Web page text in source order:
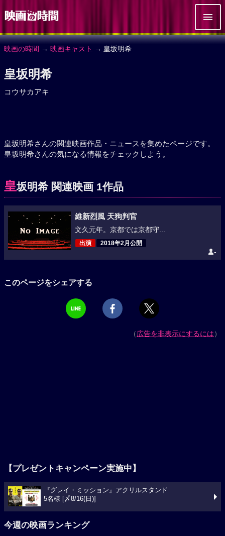
映画の時間 → 映画キャスト → 皇坂明希
皇坂明希
コウサカアキ
皇坂明希さんの関連映画作品・ニュースを集めたページです。
皇坂明希さんの気になる情報をチェックしよう。
皇坂明希 関連映画 1作品
維新烈風 天狗判官
文久元年。京都では京都守...
出演 2018年2月公開
-
このページをシェアする
（広告を非表示にするには）
【プレゼントキャンペーン実施中】
『グレイ・ミッション』アクリルスタンド
5名様 [〆8/16(日)]
今週の映画ランキング